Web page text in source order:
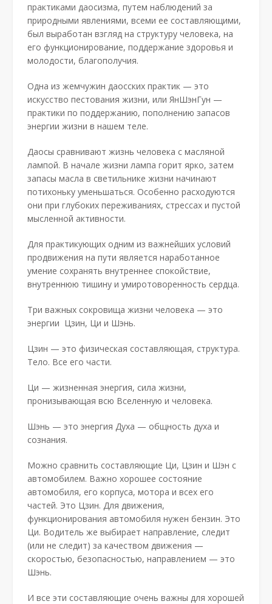
практиками даосизма, путем наблюдений за
природными явлениями, всеми ее составляющими,
был выработан взгляд на структуру человека, на
его функционирование, поддержание здоровья и
молодости, благополучия.
Одна из жемчужин даосских практик — это
искусство пестования жизни, или ЯнШэнГун —
практики по поддержанию, пополнению запасов
энергии жизни в нашем теле.
Даосы сравнивают жизнь человека с масляной
лампой. В начале жизни лампа горит ярко, затем
запасы масла в светильнике жизни начинают
потихоньку уменьшаться. Особенно расходуются
они при глубоких переживаниях, стрессах и пустой
мысленной активности.
Для практикующих одним из важнейших условий
продвижения на пути является наработанное
умение сохранять внутреннее спокойствие,
внутреннюю тишину и умиротоворенность сердца.
Три важных сокровища жизни человека — это
энергии Цзин, Ци и Шэнь.
Цзин — это физическая составляющая, структура.
Тело. Все его части.
Ци — жизненная энергия, сила жизни,
пронизывающая всю Вселенную и человека.
Шэнь — это энергия Духа — общность духа и
сознания.
Можно сравнить составляющие Ци, Цзин и Шэн с
автомобилем. Важно хорошее состояние
автомобиля, его корпуса, мотора и всех его
частей. Это Цзин. Для движения,
функционирования автомобиля нужен бензин. Это
Ци. Водитель же выбирает направление, следит
(или не следит) за качеством движения —
скоростью, безопасностью, направлением — это
Шэнь.
И все эти составляющие очень важны для хорошей